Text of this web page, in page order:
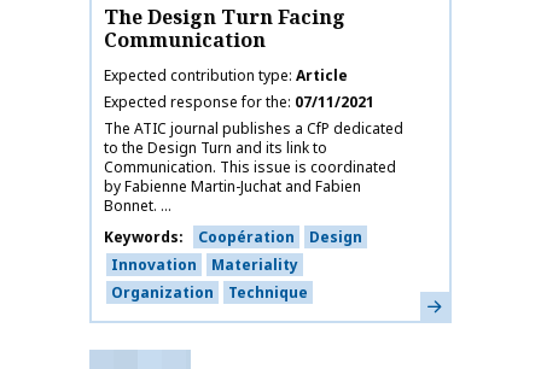
The Design Turn Facing
Communication
Expected contribution type Article
Expected response for the 07/11/2021
The ATIC journal publishes a CfP dedicated
to the Design Turn and its link to
Communication. This issue is coordinated
by Fabienne Martin-Juchat and Fabien
Bonnet. ...
Keywords
Coopération
Design
Innovation
Materiality
Organization
Technique Learn more